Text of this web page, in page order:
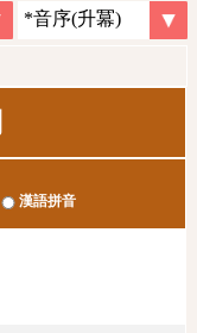
漢語拼音